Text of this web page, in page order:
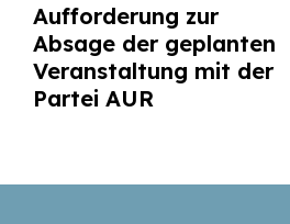
Aufforderung zur
Absage der geplanten
Veranstaltung mit der
Partei AUR